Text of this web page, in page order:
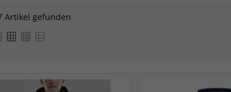
Artikel gefunden